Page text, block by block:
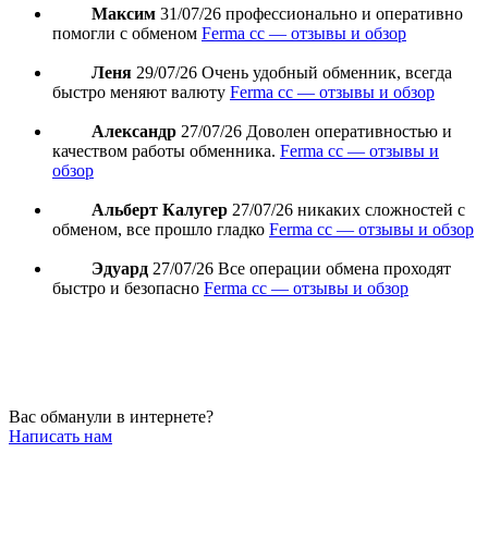
Максим 31/07/26 профессионально и оперативно
помогли с обменом Ferma cc — отзывы и обзор
Леня 29/07/26 Очень удобный обменник, всегда
быстро меняют валюту Ferma cc — отзывы и обзор
Александр 27/07/26 Доволен оперативностью и
качеством работы обменника. Ferma cc — отзывы и
обзор
Альберт Калугер 27/07/26 никаких сложностей с
обменом, все прошло гладко Ferma cc — отзывы и обзор
Эдуард 27/07/26 Все операции обмена проходят
быстро и безопасно Ferma cc — отзывы и обзор
Вас обманули в интернете?
Написать нам